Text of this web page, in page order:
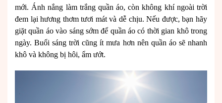
mới. Ánh nắng làm trắng quần áo, còn không khí ngoài trời
đem lại hương thơm tươi mát và dễ chịu. Nếu được, bạn hãy
giặt quần áo vào sáng sớm để quần áo có thời gian khô trong
ngày. Buổi sáng trời cũng ít mưa hơn nên quần áo sẽ nhanh
khô và không bị hôi, ẩm ướt.